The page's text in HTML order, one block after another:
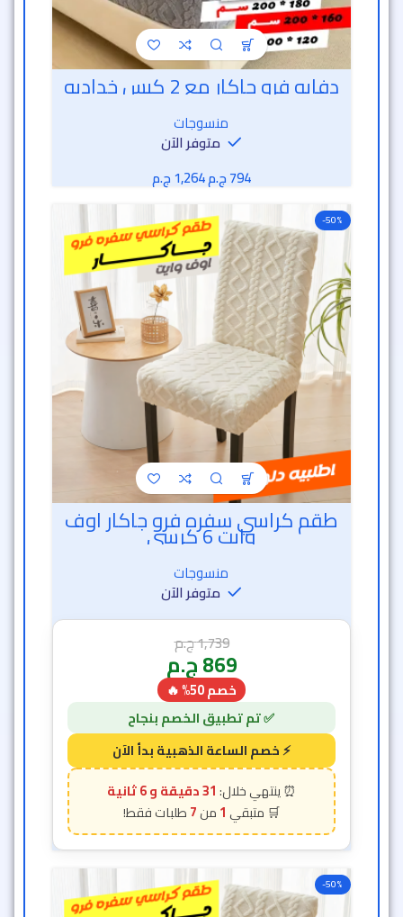
دفايه فرو جاكار مع 2 كيس خداديه
منسوجات
متوفر الآن
ج.م
ج.م
-50%
طقم كراسي سفره فرو جاكار اوف
وايت 6 كرسي
منسوجات
متوفر الآن
1,739ج.م
869ج.م
خصم 50% 🔥
31 دقيقة و 2 ثانية
1
7
-50%